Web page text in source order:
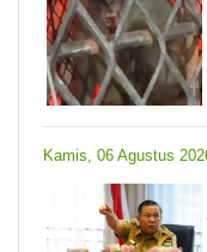
Kamis, 06 Agustus